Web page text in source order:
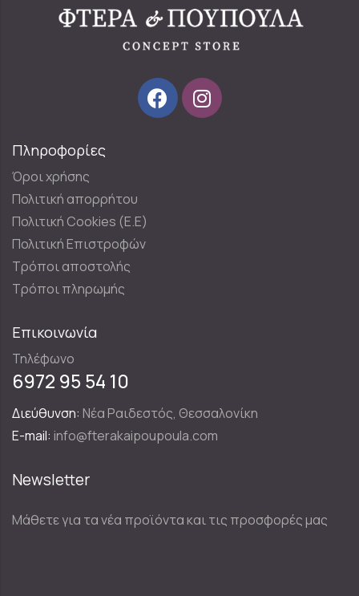
Πληροφορίες
Όροι χρήσης
Πολιτική απορρήτου
Πολιτική Cookies (E.E)
Πολιτική Επιστροφών
Τρόποι αποστολής
Τρόποι πληρωμής
Επικοινωνία
Τηλέφωνο
6972 95 54 10
Διεύθυνση: Νέα Ραιδεστός, Θεσσαλονίκη
E-mail: info@fterakaipoupoula.com
Newsletter
Μάθετε για τα νέα προϊόντα και τις προσφορές μας